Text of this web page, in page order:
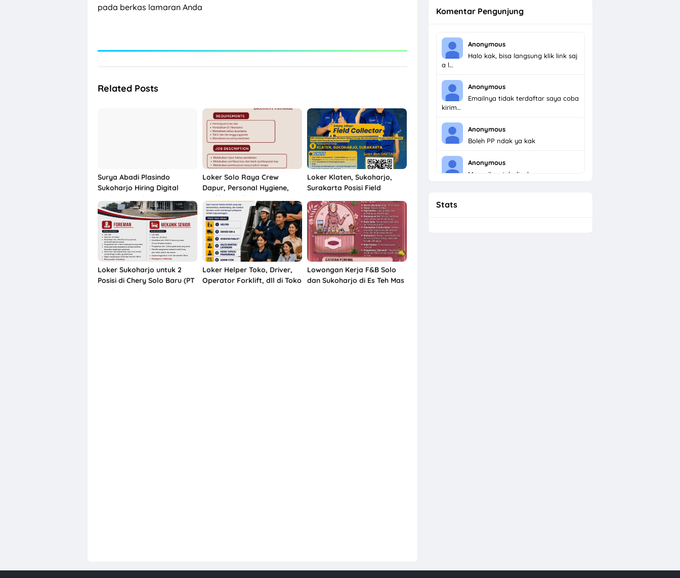
pada berkas lamaran Anda
Related Posts
Surya Abadi Plasindo
Sukoharjo Hiring Digital
Marketing Lulusan D3 & S1
Loker Solo Raya Crew
Dapur, Personal Hygiene,
Staff TAF, dll di CV Pesta
Abadi
Loker Klaten, Sukoharjo,
Surakarta Posisi Field
Collector PT Bina Artha
Ventura
Loker Sukoharjo untuk 2
Posisi di Chery Solo Baru (PT
Pradipta Cakra Buana)
Loker Helper Toko, Driver,
Operator Forklift, dll di Toko
Mulia HPL Kartasura,
Lowongan Kerja F&B Solo
dan Sukoharjo di Es Teh Mas
Karebet
Komentar Pengunjung
Anonymous
Halo kak, bisa langsung klik link saj
a l…
Anonymous
Emailnya tidak terdaftar saya coba
kirim…
Anonymous
Boleh PP ndak ya kak
Anonymous
Menarik untuk dicoba
Stats